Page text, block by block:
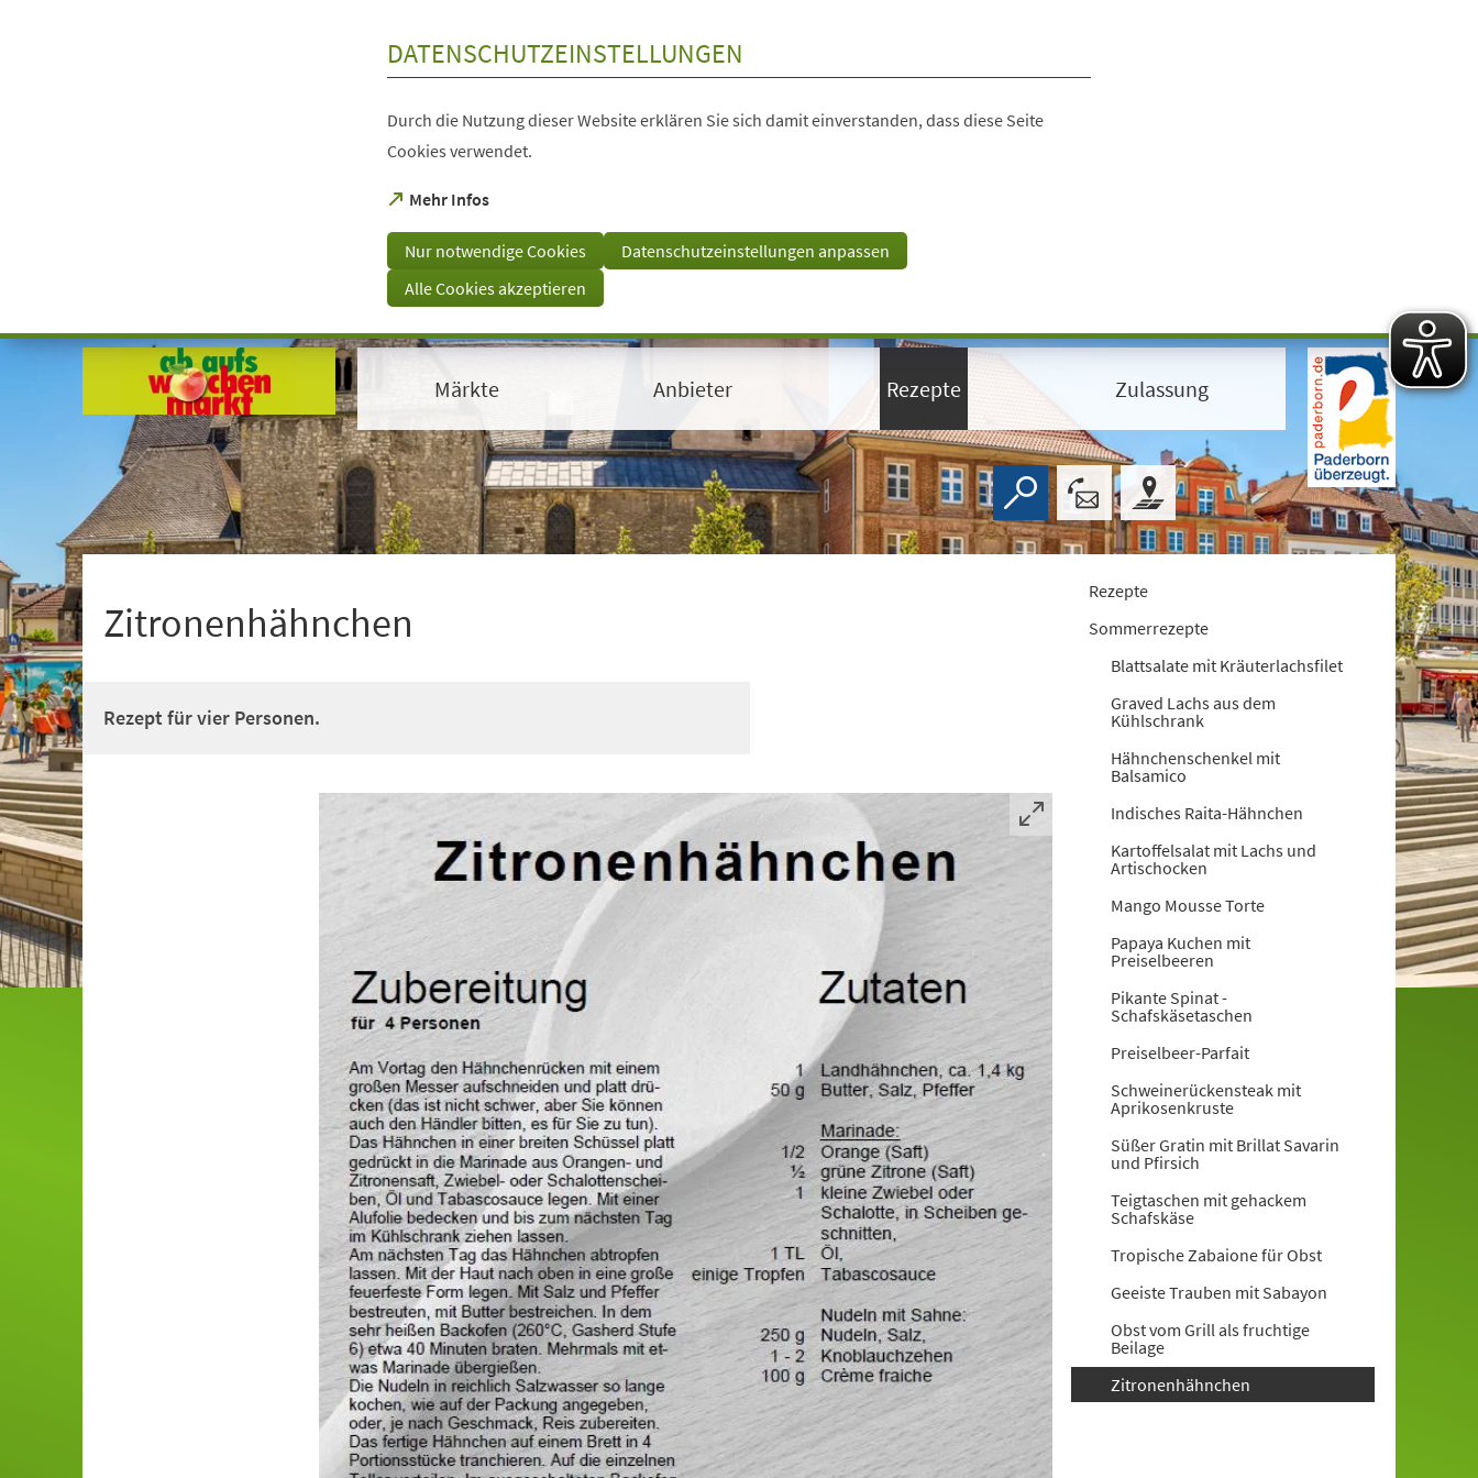
Visuelle
DATENSCHUTZEINSTELLUNGEN
Durch die Nutzung dieser Website erklären Sie sich damit einverstanden, dass diese Seite
Cookies verwendet.
Mehr Infos
(Öffnet
einem
neuen
Tab)
Nur notwendige Cookies
Datenschutzeinstellungen anpassen
Alle Cookies akzeptieren
Märkte Anbieter Rezepte Zulassung
Zitronenhähnchen
Rezept für vier Personen.
Rezepte
Sommerrezepte
Blattsalate mit Kräuterlachsfilet
Graved Lachs aus dem
Kühlschrank
Hähnchenschenkel mit
Balsamico
Indisches Raita-Hähnchen
Kartoffelsalat mit Lachs und
Artischocken
Mango Mousse Torte
Papaya Kuchen mit
Preiselbeeren
Pikante Spinat -
Schafskäsetaschen
Preiselbeer-Parfait
Schweinerückensteak mit
Aprikosenkruste
Süßer Gratin mit Brillat Savarin
und Pfirsich
Teigtaschen mit gehackem
Schafskäse
Tropische Zabaione für Obst
Geeiste Trauben mit Sabayon
Obst vom Grill als fruchtige
Beilage
Zitronenhähnchen